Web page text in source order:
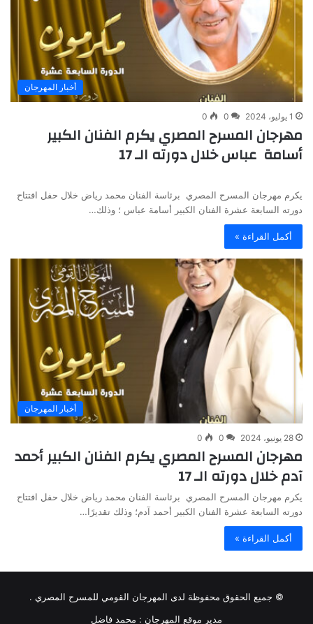
أخبار المهرجان
1 يوليو، 2024 0
0
مهرجان المسرح المصري يكرم الفنان الكبير
أسامة عباس خلال دورته الـ 17
يكرم مهرجان المسرح المصري برئاسة الفنان محمد رياض خلال حفل افتتاح
دورته السابعة عشرة الفنان الكبير أسامة عباس ؛ وذلك…
أكمل القراءة »
أخبار المهرجان
28 يونيو، 2024 0
0
مهرجان المسرح المصري يكرم الفنان الكبير أحمد
آدم خلال دورته الـ 17
يكرم مهرجان المسرح المصري برئاسة الفنان محمد رياض خلال حفل افتتاح
دورته السابعة عشرة الفنان الكبير أحمد آدم؛ وذلك تقديرًا…
أكمل القراءة »
© جميع الحقوق محفوظة لدى المهرجان القومي للمسرح المصري .
مدير موقع المهرجان : محمد فاضل